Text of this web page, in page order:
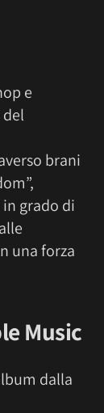
e
brani
grado di
una forza
Music
dalla